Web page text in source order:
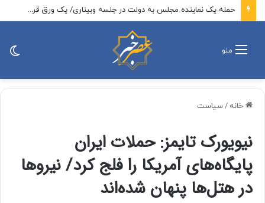
حمله یک نماینده مجلس به دولت در جلسه وبیناری/ یک ورق قرص از ۲۰۰ هزار تومان به ۳ میلیون تومان رسیده است/ حاجی بابایی: دولت باید رسیدگی کند
منو
خانه /سیاست
نیویورک‌ تایمز: حملات ایران
پایگاه‌های آمریکا را فلج کرد/ نیروها
در هتل‌ها پنهان شده‌اند